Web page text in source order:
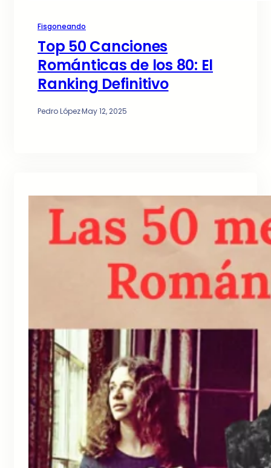
Fisgoneando
Top 50 Canciones
Románticas de los 80: El
Ranking Definitivo
Pedro López·May 12, 2025